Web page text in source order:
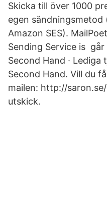
Skicka till över 1000
egen sändningsmetod
Amazon SES).
Sending Service is
Second Hand · Lediga
Second Hand. Vill du
mailen: http://
utskick.